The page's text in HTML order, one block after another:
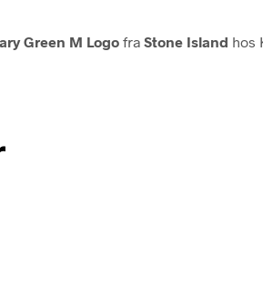
Green M Logo fra Stone Island hos